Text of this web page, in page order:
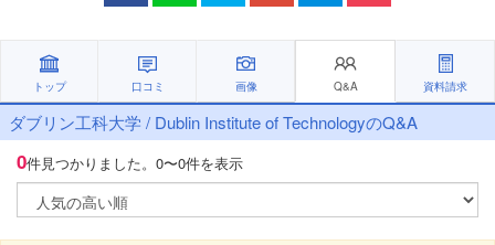
トップ 口コミ 画像 Q&A 資料請求
ダブリン工科大学 / Dublin Institute of TechnologyのQ&A
0件見つかりました。 0〜0件を表示